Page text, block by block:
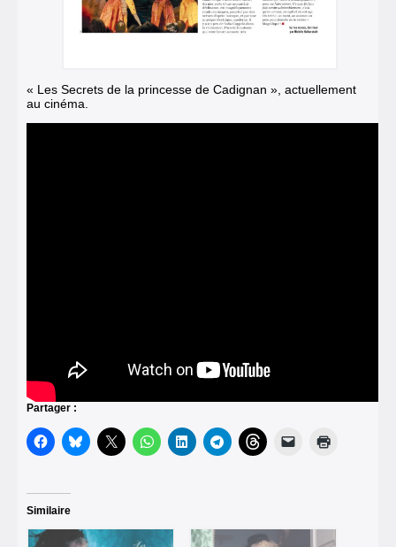
« Les Secrets de la princesse de Cadignan », actuellement
au cinéma.
Partager :
Similaire